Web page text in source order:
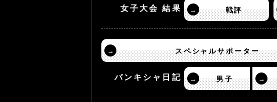
女子大会 結果 → 戦評
→ スペシャルサポーター
バンキシャ日記 → 男子 →